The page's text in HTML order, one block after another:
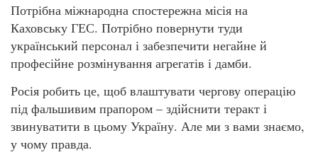
Потрібна міжнародна спостережна місія на
Каховську ГЕС. Потрібно повернути туди
український персонал і забезпечити негайне й
професійне розмінування агрегатів і дамби.
Росія робить це, щоб влаштувати чергову операцію
під фальшивим прапором – здійснити теракт і
звинуватити в цьому Україну. Але ми з вами знаємо,
у чому правда.